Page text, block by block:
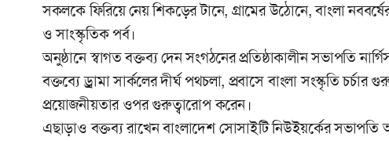
সকলকে ফিরিয়ে নেয় শিকড়ের টানে, গ্রামের উঠোনে, বাংলা
ও সাংস্কৃতিক পর্ব।
অনুষ্ঠানে স্বাগত বক্তব্য দেন সংগঠনের প্রতিষ্ঠাকালীন সভাপতি
বক্তব্যে ড্রামা সার্কলের দীর্ঘ পথচলা, প্রবাসে বাংলা সংস্কৃতি
প্রয়োজনীয়তার ওপর গুরুত্বারোপ করেন।
এছাড়াও বক্তব্য রাখেন বাংলাদেশ সোসাইটি নিউইয়র্কের